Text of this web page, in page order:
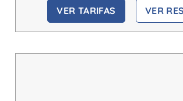
VER TARIFAS VER